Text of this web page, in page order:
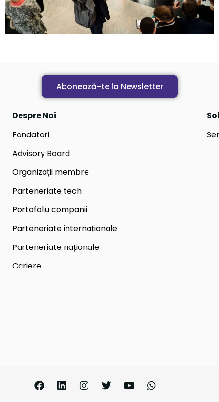
Abonează-te la Newsletter
Despre Noi
Fondatori
Advisory Board
Organizații membre
Parteneriate tech
Portofoliu companii
Parteneriate internaționale
Parteneriate naționale
Cariere